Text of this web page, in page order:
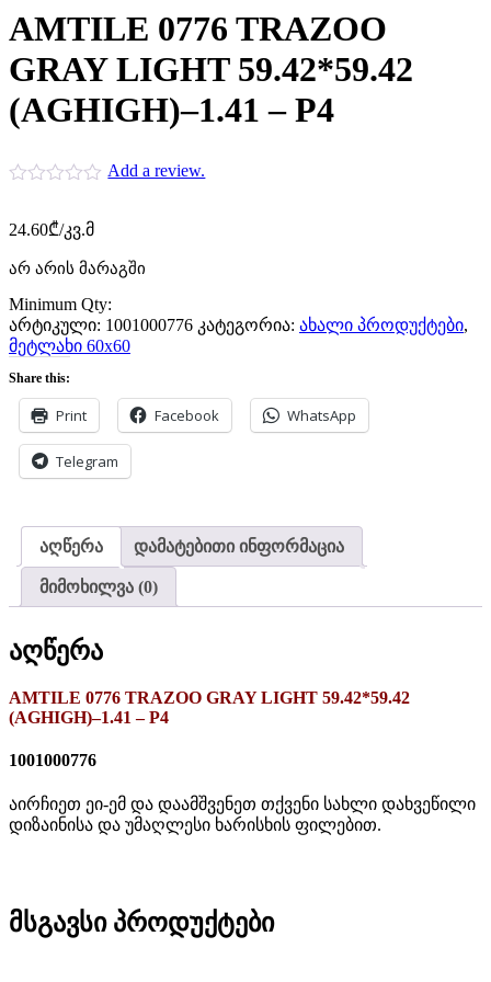
AMTILE 0776 TRAZOO
GRAY LIGHT 59.42*59.42
(AGHIGH)–1.41 – P4
Add a review.
24.60₾/კვ.მ
არ არის მარაგში
Minimum Qty:
არტიკული: 1001000776 კატეგორია: ახალი პროდუქტები,
მეტლახი 60x60
Share this:
Print Facebook WhatsApp
Telegram
აღწერა დამატებითი ინფორმაცია
მიმოხილვა (0)
აღწერა
AMTILE 0776 TRAZOO GRAY LIGHT 59.42*59.42
(AGHIGH)–1.41 – P4
1001000776
აირჩიეთ ეი-ემ და დაამშვენეთ თქვენი სახლი დახვეწილი
დიზაინისა და უმაღლესი ხარისხის ფილებით.
მსგავსი პროდუქტები